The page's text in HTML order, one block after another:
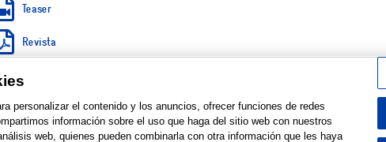
Teaser
Revista
Galería de fotos | Argazki galeria | Photo gallery © Azkuna Zentroa –
personalizar el contenido y los anuncios, ofrecer funciones de redes
información sobre el uso que haga del sitio web con nuestros
web, quienes pueden combinarla con otra información que les haya